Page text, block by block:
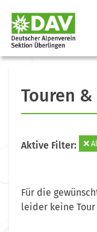
Touren
Aktive Filter:
Für die
leider keine